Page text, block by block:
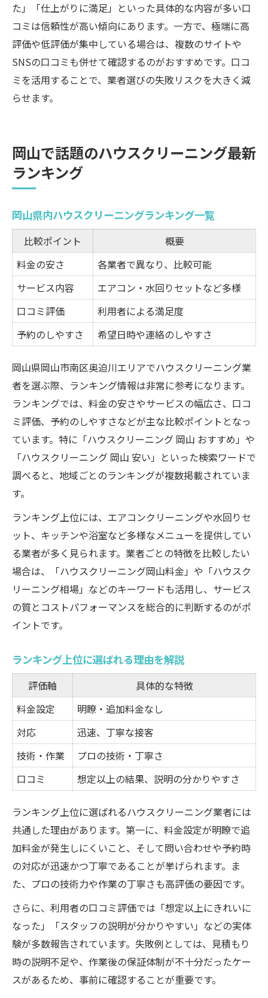
た」「仕上がりに満足」といった具体的な内容が多い口
コミは信頼性が高い傾向にあります。一方で、極端に高
評価や低評価が集中している場合は、複数のサイトや
SNSの口コミも併せて確認するのがおすすめです。口コ
ミを活用することで、業者選びの失敗リスクを大きく減
らせます。
岡山で話題のハウスクリーニング最新
ランキング
岡山県内ハウスクリーニングランキング一覧
比較ポイント
概要
料金の安さ
各業者で異なり、比較可能
サービス内容
エアコン・水回りセットなど多様
口コミ評価
利用者による満足度
予約のしやすさ
希望日時や連絡のしやすさ
岡山県岡山市南区奥迫川エリアでハウスクリーニング業
者を選ぶ際、ランキング情報は非常に参考になります。
ランキングでは、料金の安さやサービスの幅広さ、口コ
ミ評価、予約のしやすさなどが主な比較ポイントとなっ
ています。特に「ハウスクリーニング 岡山 おすすめ」や
「ハウスクリーニング 岡山 安い」といった検索ワードで
調べると、地域ごとのランキングが複数掲載されていま
す。
ランキング上位には、エアコンクリーニングや水回りセ
ット、キッチンや浴室など多様なメニューを提供してい
る業者が多く見られます。業者ごとの特徴を比較したい
場合は、「ハウスクリーニング岡山料金」や「ハウスク
リーニング相場」などのキーワードも活用し、サービス
の質とコストパフォーマンスを総合的に判断するのがポ
イントです。
ランキング上位に選ばれる理由を解説
評価軸
具体的な特徴
料金設定
明瞭・追加料金なし
対応
迅速、丁寧な接客
技術・作業
プロの技術・丁寧さ
口コミ
想定以上の結果、説明の分かりやすさ
ランキング上位に選ばれるハウスクリーニング業者には
共通した理由があります。第一に、料金設定が明瞭で追
加料金が発生しにくいこと、そして問い合わせや予約時
の対応が迅速かつ丁寧であることが挙げられます。ま
た、プロの技術力や作業の丁寧さも高評価の要因です。
さらに、利用者の口コミ評価では「想定以上にきれいに
なった」「スタッフの説明が分かりやすい」などの実体
験が多数報告されています。失敗例としては、見積もり
時の説明不足や、作業後の保証体制が不十分だったケー
スがあるため、事前に確認することが重要です。